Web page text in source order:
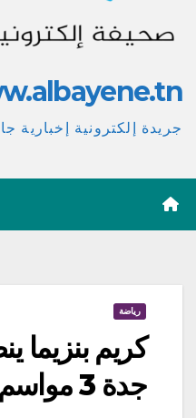
جريدة إلكترونية إخبارية
رياضة
كريم بنزيما
جدة 3 مواسم